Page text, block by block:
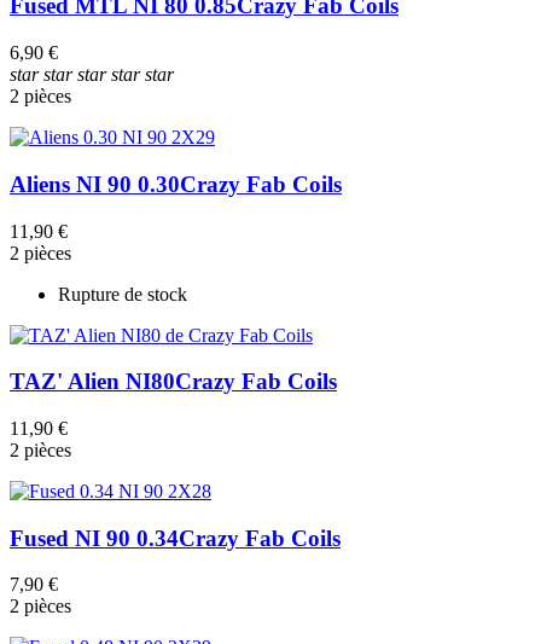
Fused MTL NI 80 0.85Crazy Fab Coils
6,90 €
starstarstarstarstar
2 pièces
Aliens NI 90 0.30Crazy Fab Coils
11,90 €
2 pièces
Rupture de stock
TAZ' Alien NI80Crazy Fab Coils
11,90 €
2 pièces
Fused NI 90 0.34Crazy Fab Coils
7,90 €
2 pièces